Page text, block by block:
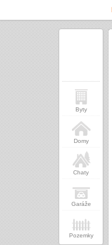
Byty
Domy
Chaty
Garáže
Pozemky